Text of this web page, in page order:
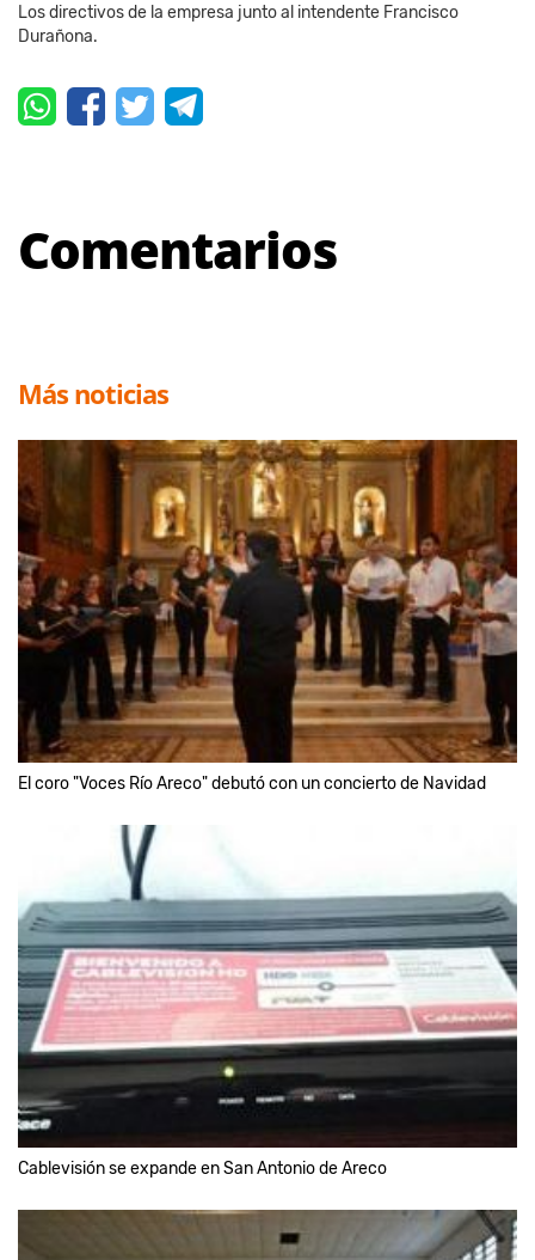
Los directivos de la empresa junto al intendente Francisco
Durañona.
Comentarios
Más noticias
El coro "Voces Río Areco" debutó con un concierto de Navidad
Cablevisión se expande en San Antonio de Areco